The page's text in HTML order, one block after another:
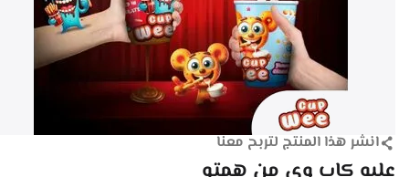
انشر هذا المنتج لتربح معنا